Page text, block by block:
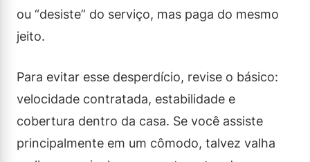
ou “desiste” do serviço, mas paga do mesmo
jeito.
Para evitar esse desperdício, revise o básico:
velocidade contratada, estabilidade e
cobertura dentro da casa. Se você assiste
principalmente em um cômodo, talvez valha